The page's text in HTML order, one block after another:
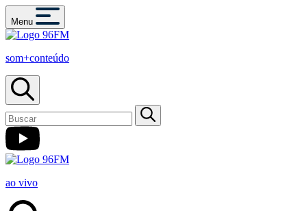
Menu
som+conteúdo
ao vivo